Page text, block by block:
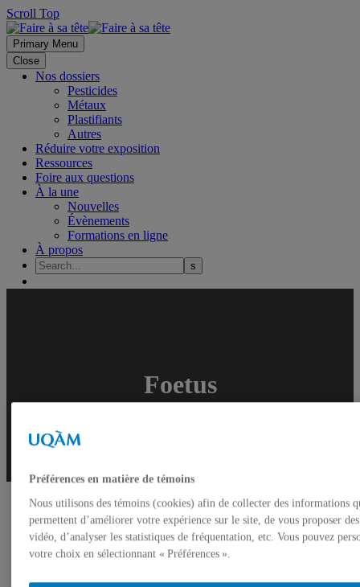
Scroll Top
Primary Menu
Close
Nos dossiers
Pesticides
Métaux
Plastifiants
Autres
Réduire votre exposition
Ressources
Foire aux questions
À la une
Nouvelles
Évènements
Formations en ligne
À propos
Foetus
Préférences en matière de témoins
Nous utilisons des témoins (cookies) afin de collecter des informations
permettent d’améliorer votre expérience sur le site, de vous proposer
vidéo, d’analyser les statistiques de fréquentation, etc. Vous pouvez
votre choix en sélectionnant « Préférences ».